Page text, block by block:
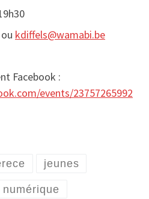
kdiffels@wamabi.be
Facebook :
events/23757265992
jeunes
numérique